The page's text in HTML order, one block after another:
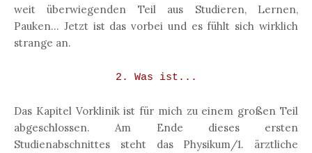
weit überwiegenden Teil aus Studieren, Lernen,
Pauken... Jetzt ist das vorbei und es fühlt sich wirklich
strange an.
2. Was ist...
Das Kapitel Vorklinik ist für mich zu einem großen Teil
abgeschlossen. Am Ende dieses ersten
Studienabschnittes steht das Physikum/1. ärztliche